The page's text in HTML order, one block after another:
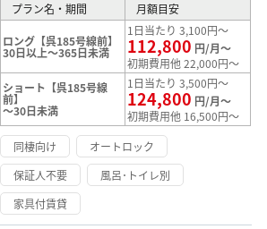
プラン名・期間 月額目安
ロング【呉185号線前】
30日以上～365日未満
1日当たり 3,100円～
112,800 円/月～
初期費用他 22,000円～
ショート【呉185号線
前】
～30日未満
1日当たり 3,500円～
124,800 円/月～
初期費用他 16,500円～
同棲向け
オートロック
保証人不要
風呂･トイレ別
家具付賃貸